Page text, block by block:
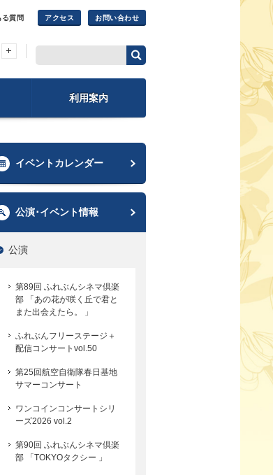
る質問 アクセス お問い合わせ
利用案内
イベントカレンダー
公演･イベント情報
公演
第89回 ふれぶんシネマ倶楽
部 「あの花が咲く丘で君と
また出会えたら。 」
ふれぶんフリーステージ＋
配信コンサートvol.50
第25回航空自衛隊春日基地
サマーコンサート
ワンコインコンサートシリ
ーズ2026 vol.2
第90回 ふれぶんシネマ倶楽
部 「TOKYOタクシー 」